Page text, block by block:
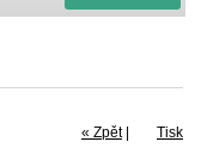
« Zpět| Tisk